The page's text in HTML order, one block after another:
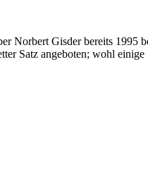
Norbert Gisder bereits 1995
Satz angeboten; wohl einige